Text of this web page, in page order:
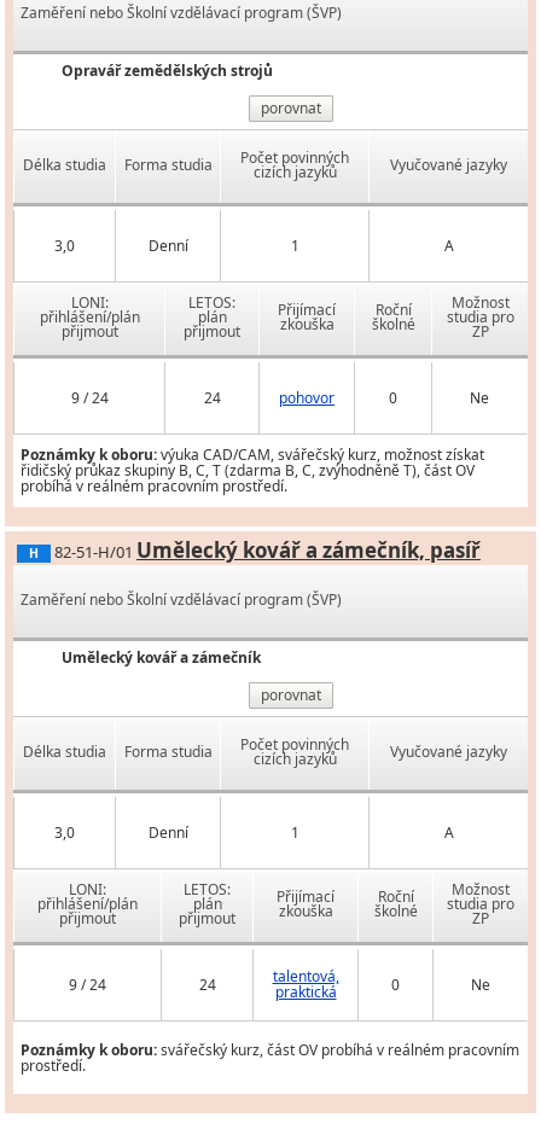
Zaměření nebo Školní vzdělávací program (ŠVP)
Opravář zemědělských strojů
porovnat
Délka studia Forma studia Počet povinných
cizích jazyků Vyučované jazyky
3,0 Denní 1 A
LONI:
přihlášení/plán
přijmout
LETOS:
plán
přijmout
Přijímací
zkouška
Roční
školné
Možnost
studia pro
ZP
9 / 24 24 pohovor 0 Ne
Poznámky k oboru:výuka CAD/CAM, svářečský kurz, možnost získat
řidičský průkaz skupiny B, C, T (zdarma B, C, zvýhodněně T), část OV
probíhá v reálném pracovním prostředí.
H 82-51-H/01 Umělecký kovář a zámečník, pasíř
Zaměření nebo Školní vzdělávací program (ŠVP)
Umělecký kovář a zámečník
porovnat
Délka studia Forma studia Počet povinných
cizích jazyků Vyučované jazyky
3,0 Denní 1 A
LONI:
přihlášení/plán
přijmout
LETOS:
plán
přijmout
Přijímací
zkouška
Roční
školné
Možnost
studia pro
ZP
9 / 24 24 talentová,
praktická 0 Ne
Poznámky k oboru:svářečský kurz, část OV probíhá v reálném pracovním
prostředí.